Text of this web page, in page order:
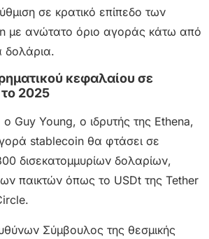
σε κρατικό επίπεδο των
με ανώτατο όριο αγοράς κάτω από
δολάρια.
κεφαλαίου σε
2025
Guy Young, ο ιδρυτής της Ethena,
stablecoin θα φτάσει σε
δισεκατομμυρίων δολαρίων,
παικτών όπως το USDt της Tether
Σύμβουλος της θεσμικής